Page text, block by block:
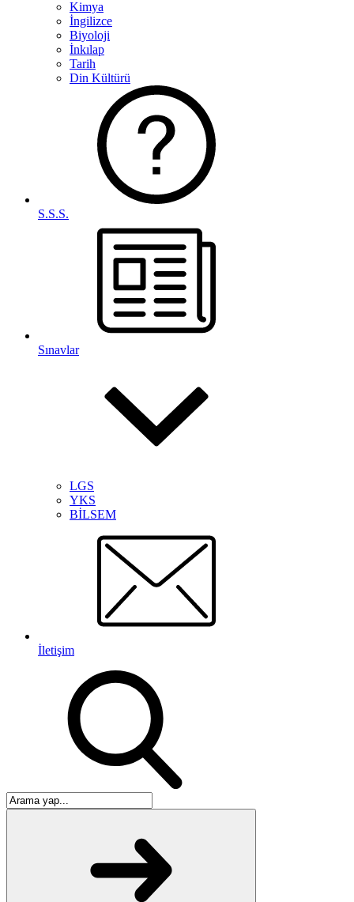
Kimya
İngilizce
Biyoloji
İnkılap
Tarih
Din Kültürü
S.S.S.
Sınavlar
LGS
YKS
BİLSEM
İletişim